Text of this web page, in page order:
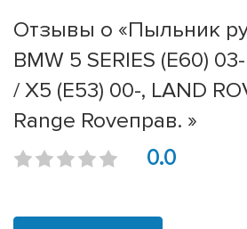
Отзывы о «Пыльник
BMW 5 SERIES (E60)
/ X5 (E53) 00-, LAND
Range Roveправ. »
0.0